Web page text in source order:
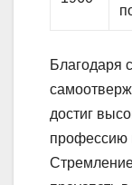
Благодаря
достиг
профессию